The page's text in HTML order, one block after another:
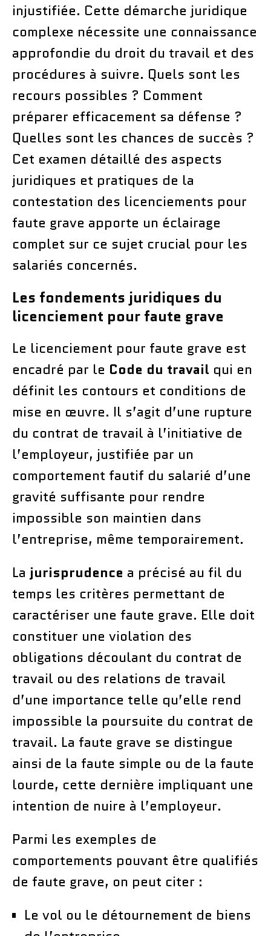
injustifiée. Cette démarche juridique
complexe nécessite une connaissance
approfondie du droit du travail et des
procédures à suivre. Quels sont les
recours possibles ? Comment
préparer efficacement sa défense ?
Quelles sont les chances de succès ?
Cet examen détaillé des aspects
juridiques et pratiques de la
contestation des licenciements pour
faute grave apporte un éclairage
complet sur ce sujet crucial pour les
salariés concernés.
Les fondements juridiques du
licenciement pour faute grave
Le licenciement pour faute grave est
encadré par le Code du travail qui en
définit les contours et conditions de
mise en œuvre. Il s’agit d’une rupture
du contrat de travail à l’initiative de
l’employeur, justifiée par un
comportement fautif du salarié d’une
gravité suffisante pour rendre
impossible son maintien dans
l’entreprise, même temporairement.
La jurisprudence a précisé au fil du
temps les critères permettant de
caractériser une faute grave. Elle doit
constituer une violation des
obligations découlant du contrat de
travail ou des relations de travail
d’une importance telle qu’elle rend
impossible la poursuite du contrat de
travail. La faute grave se distingue
ainsi de la faute simple ou de la faute
lourde, cette dernière impliquant une
intention de nuire à l’employeur.
Parmi les exemples de
comportements pouvant être qualifiés
de faute grave, on peut citer :
Le vol ou le détournement de biens